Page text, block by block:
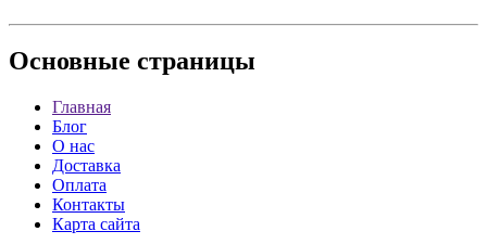
Основные страницы
Главная
Блог
О нас
Доставка
Оплата
Контакты
Карта сайта